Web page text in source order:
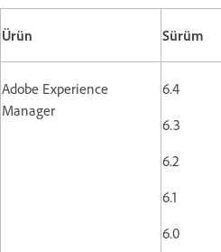
Ürün Sürüm
Adobe Experience
Manager
6.4
6.3
6.2
6.1
6.0